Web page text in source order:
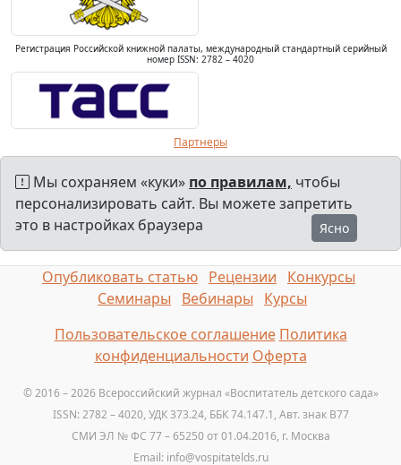
Регистрация Российской книжной палаты, международный стандартный серийный
номер ISSN: 2782 – 4020
Партнеры
Мы сохраняем «куки» по правилам, чтобы
персонализировать сайт. Вы можете запретить
это в настройках браузера
Ясно
Опубликовать статью Рецензии
Конкурсы
Семинары
Вебинары
Курсы
Пользовательское соглашение Политика
конфиденциальности Оферта
© 2016 – 2026 Всероссийский журнал «Воспитатель детского сада»
ISSN: 2782 – 4020, УДК 373.24, ББК 74.147.1, Авт. знак B77
СМИ ЭЛ № ФС 77 – 65250 от 01.04.2016, г. Москва
Email: info@vospitatelds.ru